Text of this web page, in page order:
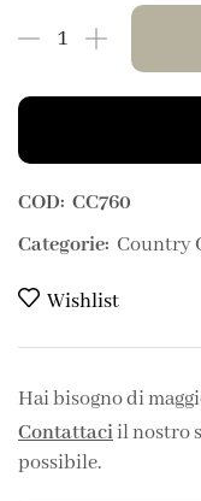
COD: CC760
Categorie: Country
Wishlist
Hai bisogno di
Contattaciil nostro
possibile.